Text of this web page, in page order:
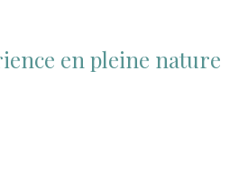
en pleine nature